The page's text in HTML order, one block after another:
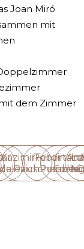
Joan Miró
mit
dem Zimmer
KazimirRobert
Ferdinand
Porsche
Le